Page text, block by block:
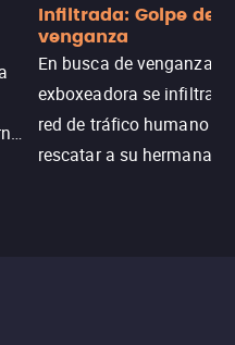
Infiltrada: Golpe de
venganza
En busca de venganza,
exboxeadora se infiltra
red de tráfico humano
rescatar a su hermana